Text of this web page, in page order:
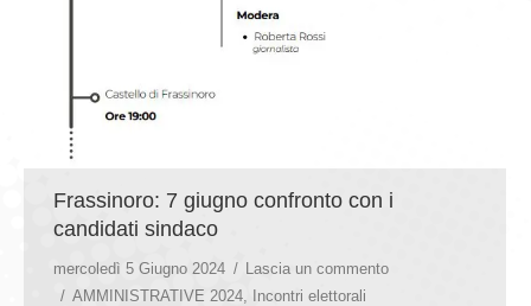
Frassinoro: 7 giugno confronto con i
candidati sindaco
mercoledì 5 Giugno 2024
Lascia un commento
AMMINISTRATIVE 2024
Incontri elettorali